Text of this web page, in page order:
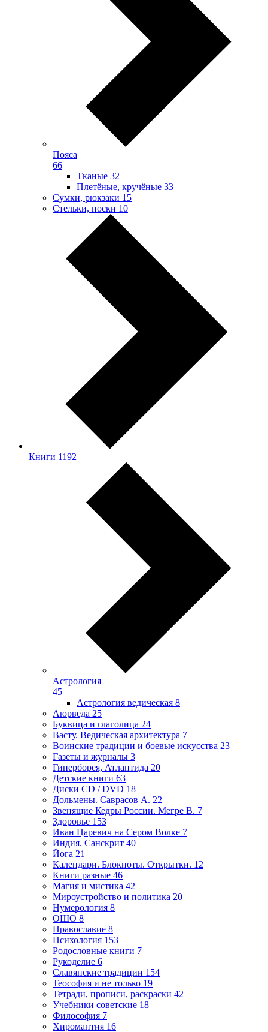
Пояса
66
Тканые 32
Плетёные, кручёные 33
Сумки, рюкзаки 15
Стельки, носки 10
Книги 1192
Астрология
45
Астрология ведическая 8
Аюрведа 25
Буквица и глаголица 24
Васту. Ведическая архитектура 7
Воинские традиции и боевые искусства 23
Газеты и журналы 3
Гиперборея, Атлантида 20
Детские книги 63
Диски CD / DVD 18
Дольмены. Саврасов А. 22
Звенящие Кедры России. Мегре В. 7
Здоровье 153
Иван Царевич на Сером Волке 7
Индия. Санскрит 40
Йога 21
Календари. Блокноты. Открытки. 12
Книги разные 46
Магия и мистика 42
Мироустройство и политика 20
Нумерология 8
ОШО 8
Православие 8
Психология 153
Родословные книги 7
Рукоделие 6
Славянские традиции 154
Теософия и не только 19
Тетради, прописи, раскраски 42
Учебники советские 18
Философия 7
Хиромантия 16